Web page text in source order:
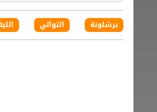
برشلونة التوالي